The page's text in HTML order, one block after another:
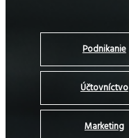
Podnikanie
Účtovníctvo
Marketing